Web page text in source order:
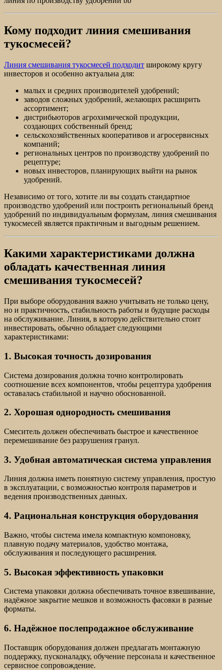
Кому подходит линия смешивания
тукосмесей?
Линия смешивания тукосмесей подходит широкому кругу
инвесторов и особенно актуальна для:
малых и средних производителей удобрений;
заводов сложных удобрений, желающих расширить
ассортимент;
дистрибьюторов агрохимической продукции,
создающих собственный бренд;
сельскохозяйственных кооперативов и агросервисных
компаний;
региональных центров по производству удобрений по
рецептуре;
новых инвесторов, планирующих выйти на рынок
удобрений.
Независимо от того, хотите ли вы создать стандартное
производство удобрений или построить региональный бренд
удобрений по индивидуальным формулам, линия смешивания
тукосмесей является практичным и выгодным решением.
Какими характеристиками должна
обладать качественная линия
смешивания тукосмесей?
При выборе оборудования важно учитывать не только цену,
но и практичность, стабильность работы и будущие расходы
на обслуживание. Линия, в которую действительно стоит
инвестировать, обычно обладает следующими
характеристиками:
1. Высокая точность дозирования
Система дозирования должна точно контролировать
соотношение всех компонентов, чтобы рецептура удобрения
оставалась стабильной и научно обоснованной.
2. Хорошая однородность смешивания
Смеситель должен обеспечивать быстрое и качественное
перемешивание без разрушения гранул.
3. Удобная автоматическая система управления
Линия должна иметь понятную систему управления, простую
в эксплуатации, с возможностью контроля параметров и
ведения производственных данных.
4. Рациональная конструкция оборудования
Важно, чтобы система имела компактную компоновку,
плавную подачу материалов, удобство монтажа,
обслуживания и последующего расширения.
5. Высокая эффективность упаковки
Система упаковки должна обеспечивать точное взвешивание,
надёжное закрытие мешков и возможность фасовки в разные
форматы.
6. Надёжное послепродажное обслуживание
Поставщик оборудования должен предлагать монтажную
поддержку, пусконаладку, обучение персонала и качественное
сервисное сопровождение.